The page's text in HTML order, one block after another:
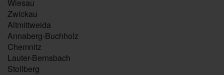
Wiesau
Zwickau
Altmittweida
Annaberg-Buchholz
Chemnitz
Lauter-Bernsbach
Stollberg